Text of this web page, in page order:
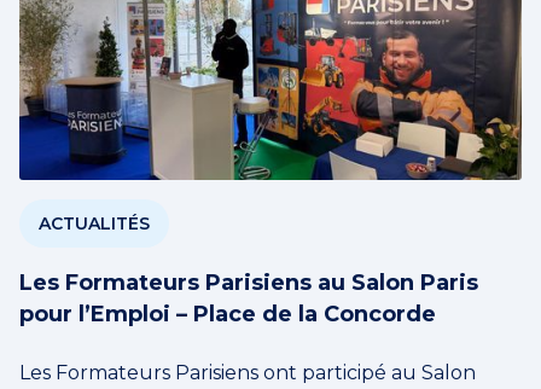
ACTUALITÉS
Les Formateurs Parisiens au Salon Paris
pour l’Emploi – Place de la Concorde
Les Formateurs Parisiens ont participé au Salon